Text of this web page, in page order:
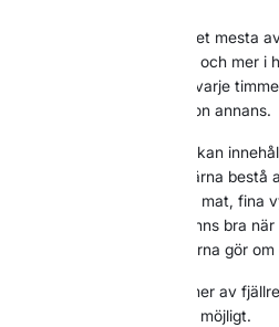
Den som försöker få ut det mesta
tänka mindre i prestation och mer i
allt. Ni behöver inte fylla varje
jämföra er resa med någon annans.
En riktigt lyckad fjällresa kan
puls. Men den kan lika gärna bestå
skidåkning, frisk luft, god mat, fina
viktiga är att dagarna känns bra
hem och känner att ni gärna gör om
På så sätt får ni ofta ut mer av
pressa in så mycket som möjligt.